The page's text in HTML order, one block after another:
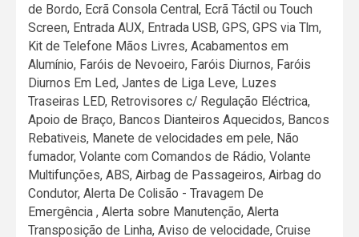
de Bordo, Ecrã Consola Central, Ecrã Táctil ou Touch
Screen, Entrada AUX, Entrada USB, GPS, GPS via Tlm,
Kit de Telefone Mãos Livres, Acabamentos em
Alumínio, Faróis de Nevoeiro, Faróis Diurnos, Faróis
Diurnos Em Led, Jantes de Liga Leve, Luzes
Traseiras LED, Retrovisores c/ Regulação Eléctrica,
Apoio de Braço, Bancos Dianteiros Aquecidos, Bancos
Rebativeis, Manete de velocidades em pele, Não
fumador, Volante com Comandos de Rádio, Volante
Multifunções, ABS, Airbag de Passageiros, Airbag do
Condutor, Alerta De Colisão - Travagem De
Emergência , Alerta sobre Manutenção, Alerta
Transposição de Linha, Aviso de velocidade, Cruise